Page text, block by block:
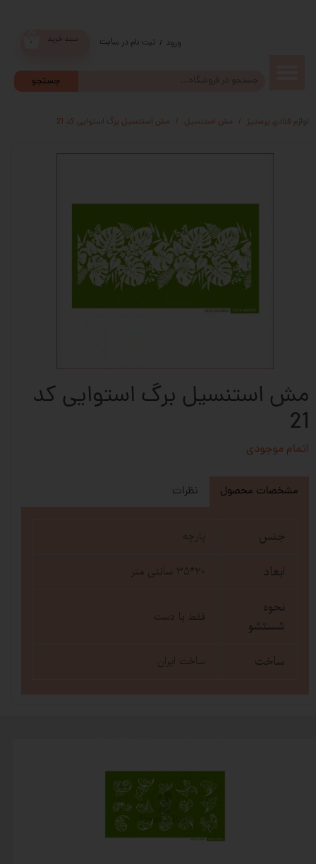
جستجو
سبد خرید ورود / ثبت نام در سایت
سفارشات
خروج از
حساب
کاربری
لوازم قنادی پرستیژ مش استنسیل مش استنسیل برگ استوایی کد 21
مش استنسیل برگ استوایی کد
21
اتمام موجودی
مشخصات محصول نظرات
جنس پارچه
ابعاد 20*35 سانتی متر
نحوه
شستشو
فقط با دست
ساخت ساخت ایران